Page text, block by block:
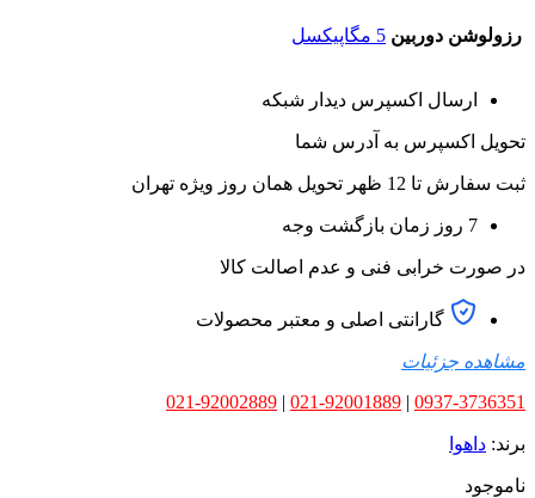
رزولوشن دوربین 5 مگاپیکسل
ارسال اکسپرس دیدار شبکه
تحویل اکسپرس به آدرس شما
ثبت سفارش تا 12 ظهر تحویل همان روز ویژه تهران
7 روز زمان بازگشت وجه
در صورت خرابی فنی و عدم اصالت کالا
گارانتی اصلی و معتبر محصولات
مشاهده جزئیات
0937-3736351
|
021-92001889
|
021-92002889
برند: داهوا
ناموجود